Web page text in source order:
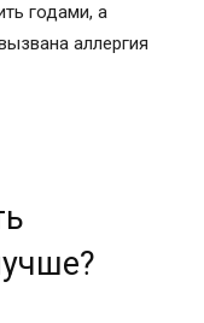
годами, а
аллергия